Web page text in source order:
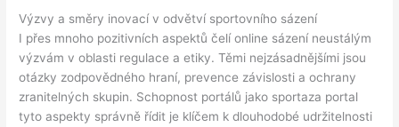
Výzvy a směry inovací v odvětví sportovního sázení
I přes mnoho pozitivních aspektů čelí online sázení neustálým
výzvám v oblasti regulace a etiky. Těmi nejzásadnějšími jsou
otázky zodpovědného hraní, prevence závislosti a ochrany
zranitelných skupin. Schopnost portálů jako sportaza portal
tyto aspekty správně řídit je klíčem k dlouhodobé udržitelnosti